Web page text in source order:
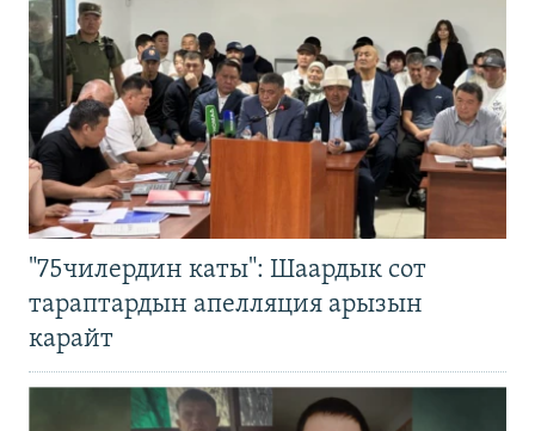
"75чилердин каты": Шаардык сот
тараптардын апелляция арызын
карайт